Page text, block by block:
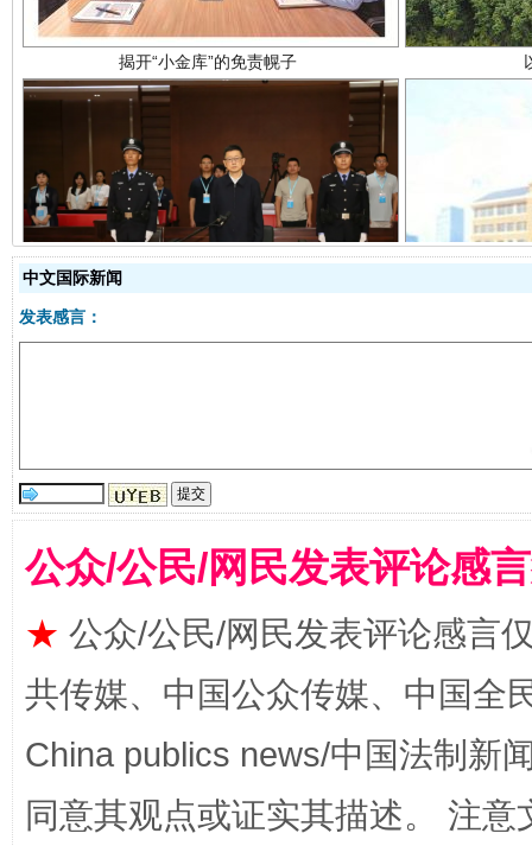
受贿1.44亿！段成刚被判无期 从幼
中文国际新闻
发表感言：
公众/公民/网民发表评论感
★ 公众/公民/网民发表评论感言
共传媒、中国公众传媒、中国全
China publics news/中国法制新
同意其观点或证实其描述。 注